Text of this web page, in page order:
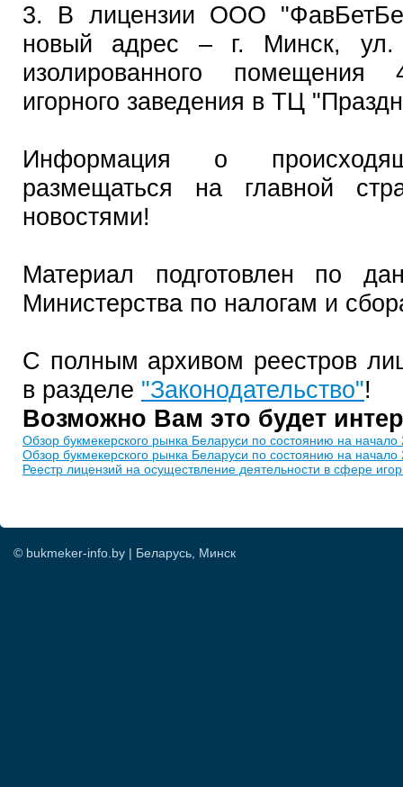
3. В лицензии ООО
новый адрес – г. Минск, ул.
изолированного
игорного заведения в ТЦ
Информация о
размещаться на главной
новостями!
Материал подготовлен по
Министерства по налогам и
С полным архивом реестров
в разделе "Законодательство"!
Возможно Вам это будет
Обзор букмекерского рынка Беларуси по состоянию на начало
Обзор букмекерского рынка Беларуси по состоянию на начало
Реестр лицензий на осуществление деятельности в сфере
© bukmeker-info.by | Беларусь, Минск